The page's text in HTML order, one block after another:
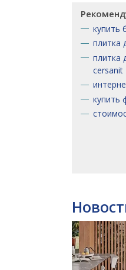
купить
плитка
плитка
cersanit
купить